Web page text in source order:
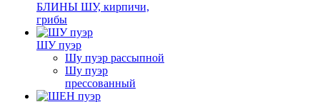
БЛИНЫ ШУ, кирпичи,
грибы
ШУ пуэр
Шу пуэр рассыпной
Шу пуэр
прессованный